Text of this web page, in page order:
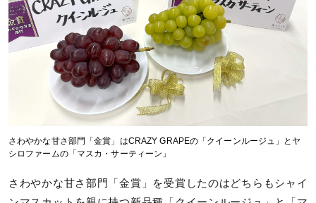
さわやかな甘さ部門「金賞」はCRAZY GRAPEの「クイーンルージュ」とヤ
シロファームの「マスカ・サーティーン」
さわやかな甘さ部門「金賞」を受賞したのはどちらもシャイ